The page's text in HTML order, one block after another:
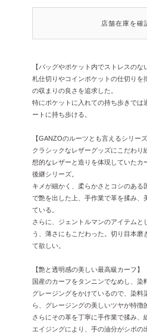
店舗在庫を確
【バッグやポケット内でストレスのな
札仕切りやコインポケットの仕切りを
の収まりの良さを追求した。
特にポケットに入れての持ち歩きでは
ートに持ち歩ける。
【GANZOのルーツとも言えるシリーズ
クラシックなレザーグッズにこだわり
想的なレザーと造りを体現していたカ
後継シリーズ。
キメが細かく、柔らかさとコシのある
で艶を出した上、手作業で革を揉み、
ている。
さらに、ジェントルマンのアイテムと
う、薄さにもこだわった。切り目本磨
て欲しい。
【艶と透明感の美しい最高級カーフ】
国産のカーフをタンニンでなめし、染
グレージングをかけているので、染料
ら、グレージングの美しいツヤが特徴
さらにその革を丁寧に手作業で揉み、
エイジングにより、手の油分がシボの